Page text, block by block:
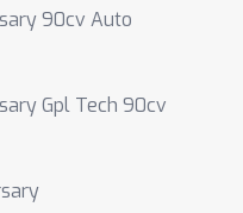
90cv Auto
Gpl Tech 90cv